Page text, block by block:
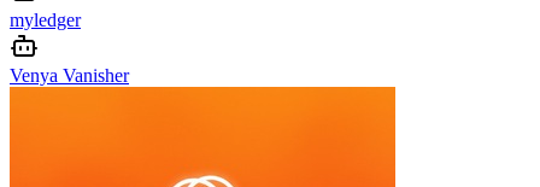
myledger
Venya Vanisher